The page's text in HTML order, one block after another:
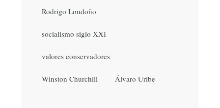
Rodrigo Londoño
socialismo siglo XXI
valores conservadores
Winston Churchill Álvaro Uribe